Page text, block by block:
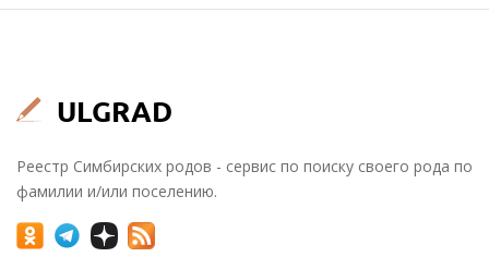
Реестр Симбирских родов - сервис по поиску своего рода по
фамилии и/или поселению.